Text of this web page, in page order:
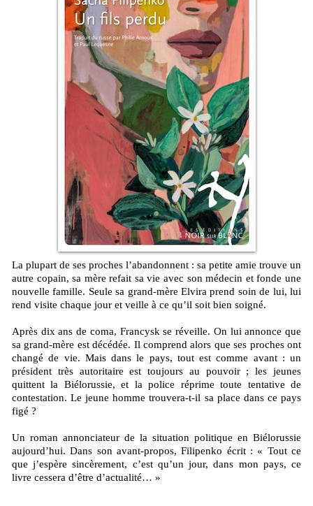
La plupart de ses proches l’abandonnent : sa petite amie trouve un
autre copain, sa mère refait sa vie avec son médecin et fonde une
nouvelle famille. Seule sa grand-mère Elvira prend soin de lui, lui
rend visite chaque jour et veille à ce qu’il soit bien soigné.
Après dix ans de coma, Francysk se réveille. On lui annonce que
sa grand-mère est décédée. Il comprend alors que ses proches ont
changé de vie. Mais dans le pays, tout est comme avant : un
président très autoritaire est toujours au pouvoir ; les jeunes
quittent la Biélorussie, et la police réprime toute tentative de
contestation. Le jeune homme trouvera-t-il sa place dans ce pays
figé ?
Un roman annonciateur de la situation politique en Biélorussie
aujourd’hui. Dans son avant-propos, Filipenko écrit : « Tout ce
que j’espère sincèrement, c’est qu’un jour, dans mon pays, ce
livre cessera d’être d’actualité… »